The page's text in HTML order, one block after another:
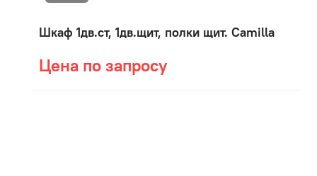
Шкаф 1дв.ст, 1дв.щит, полки щит. Camilla
Цена по запросу